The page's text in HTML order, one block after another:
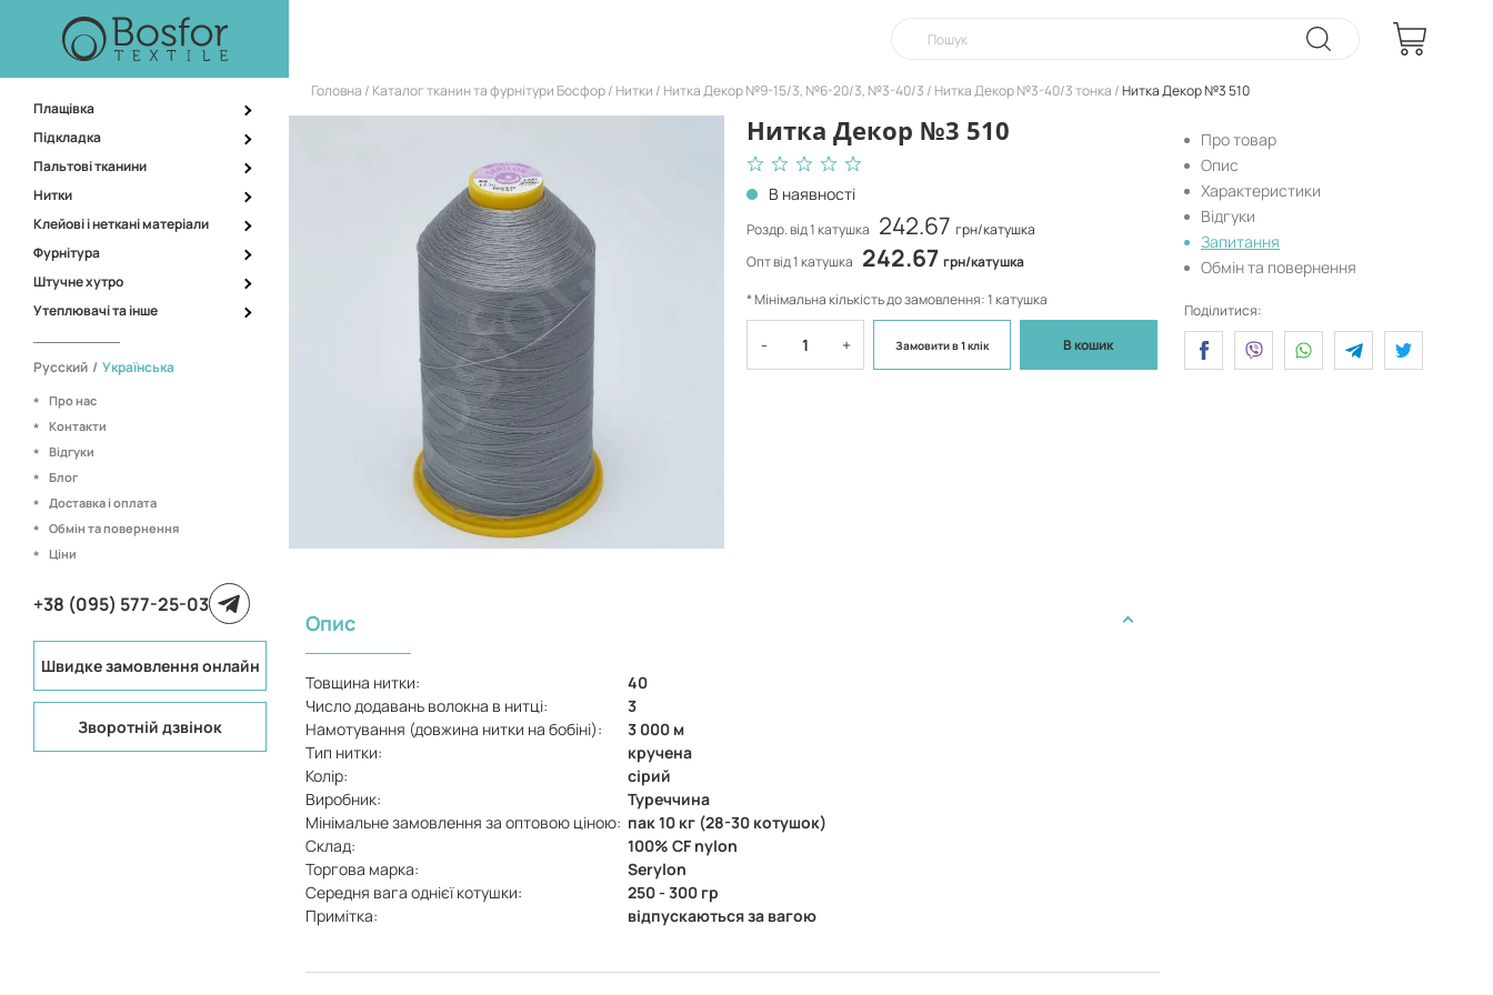
Плащівка
Підкладка
Пальтові тканини
Нитки
Клейові і неткані матеріали
Фурнітура
Штучне хутро
Утеплювачі та інше
Русский / Українська
Про нас
Контакти
Відгуки
Блог
Доставка і оплата
Обмін та повернення
Ціни
+38 (095) 577-25-03
Швидке замовлення онлайн
Зворотній дзвінок
Головна Каталог тканин та фурнітури Босфор Нитки Нитка Декор №9-15/3, №6-20/3, №3-40/3 Нитка Декор №3-40/3 тонка Нитка Декор №3 510
Нитка Декор №3 510
В наявності
Роздр. від 1 катушка 242.67 грн/катушка
Опт від 1 катушка 242.67 грн/катушка
* Мінімальна кількість до замовлення: 1 катушка
- + Замовитив 1 клік В кошик
Опис
Товщина нитки:
40
Число додавань волокна в нитці:
3
Намотування (довжина нитки на бобіні):
3 000 м
Тип нитки:
кручена
Колір:
сірий
Виробник:
Туреччина
Мінімальне замовлення за оптовою ціною: пак 10 кг (28-30 котушок)
Склад:
100% CF nylon
Торгова марка:
Serylon
Середня вага однієї котушки:
250 - 300 гр
Примітка:
відпускаються за вагою
Про товар
Опис
Характеристики
Відгуки
Запитання
Обмін та повернення
Поділитися: